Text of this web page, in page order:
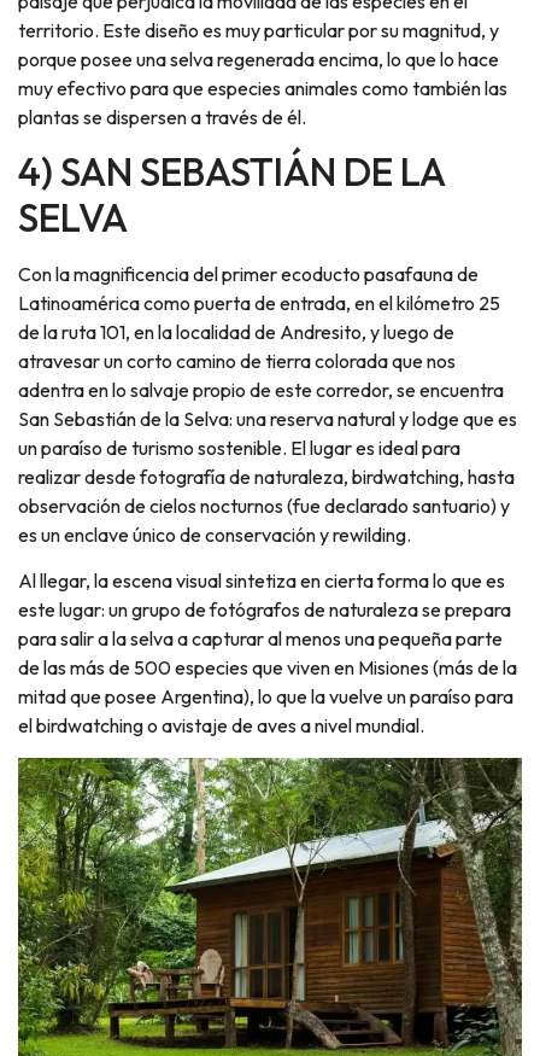
territorio. Este diseño es muy particular por su magnitud, y
porque posee una selva regenerada encima, lo que lo hace
muy efectivo para que especies animales como también las
plantas se dispersen a través de él.
4) SAN SEBASTIÁN DE LA
SELVA
Con la magnificencia del primer ecoducto pasafauna de
Latinoamérica como puerta de entrada, en el kilómetro 25
de la ruta 101, en la localidad de Andresito, y luego de
atravesar un corto camino de tierra colorada que nos
adentra en lo salvaje propio de este corredor, se encuentra
San Sebastián de la Selva: una reserva natural y lodge que es
un paraíso de turismo sostenible. El lugar es ideal para
realizar desde fotografía de naturaleza, birdwatching, hasta
observación de cielos nocturnos (fue declarado santuario) y
es un enclave único de conservación y rewilding.
Al llegar, la escena visual sintetiza en cierta forma lo que es
este lugar: un grupo de fotógrafos de naturaleza se prepara
para salir a la selva a capturar al menos una pequeña parte
de las más de 500 especies que viven en Misiones (más de la
mitad que posee Argentina), lo que la vuelve un paraíso para
el birdwatching o avistaje de aves a nivel mundial.